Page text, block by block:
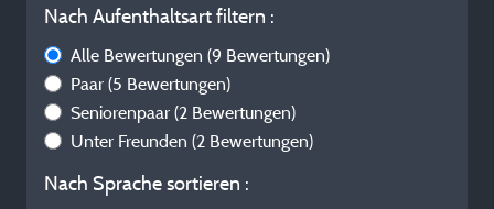
Nach Aufenthaltsart filtern :
Alle Bewertungen (9 Bewertungen)
Paar (5 Bewertungen)
Seniorenpaar (2 Bewertungen)
Unter Freunden (2 Bewertungen)
Nach Sprache sortieren :